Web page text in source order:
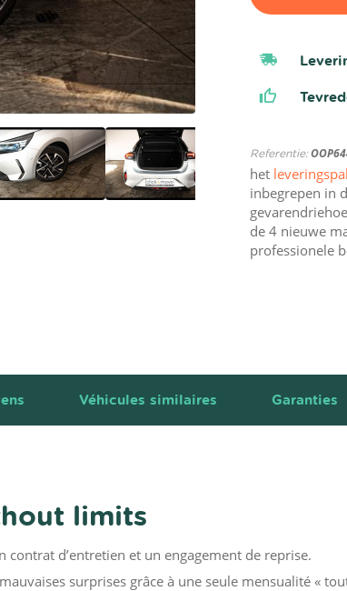
Referentie:
het
inbegrepen in
de 4 nieuwe
professionele
Véhicules similaires Garanties
limits
contrat d’entretien et un engagement de reprise.
surprises grâce à une seule mensualité «